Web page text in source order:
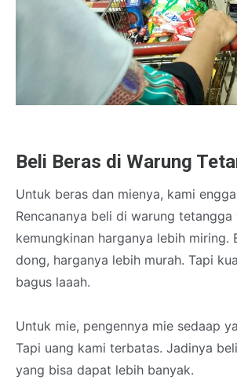
Beli Beras di Warung
Untuk beras dan mienya, kami
Rencananya beli di warung tetangga
kemungkinan harganya lebih miring.
dong, harganya lebih murah. Tapi
bagus laaah.
Untuk mie, pengennya mie sedaap
Tapi uang kami terbatas. Jadinya
yang bisa dapat lebih banyak.